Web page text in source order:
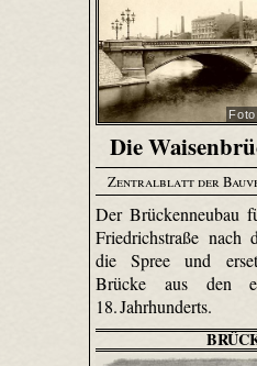
Die
Zentralblatt der
Der Brückenneubau
Friedrichstraße nach
die Spree und
Brücke aus den
18. Jahrhunderts.